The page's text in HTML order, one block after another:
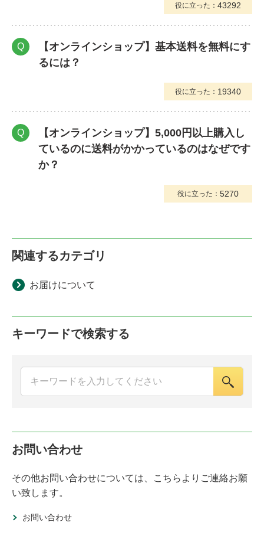
役に立った： 43292
Q
【オンラインショップ】基本送料を無料にす
るには？
役に立った： 19340
Q
【オンラインショップ】5,000円以上購入し
ているのに送料がかかっているのはなぜです
か？
役に立った： 5270
関連するカテゴリ
お届けについて
キーワードで検索する
お問い合わせ
その他お問い合わせについては、こちらよりご連絡お願
い致します。
お問い合わせ